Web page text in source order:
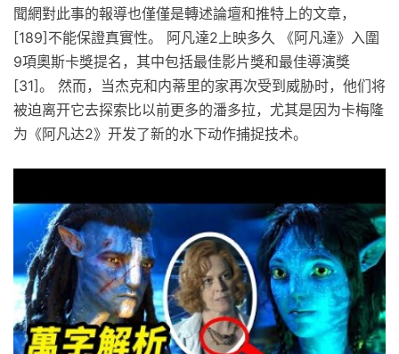
聞網對此事的報導也僅僅是轉述論壇和推特上的文章，
[189]不能保證真實性。 阿凡達2上映多久 《阿凡達》入圍
9項奧斯卡獎提名，其中包括最佳影片獎和最佳導演獎
[31]。 然而，当杰克和内蒂里的家再次受到威胁时，他们将
被迫离开它去探索比以前更多的潘多拉，尤其是因为卡梅隆
为《阿凡达2》开发了新的水下动作捕捉技术。